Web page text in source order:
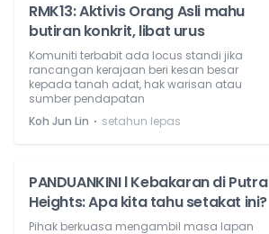
RMK13: Aktivis Orang Asli mahu
butiran konkrit, libat urus
Komuniti terbabit ada locus standi jika
rancangan kerajaan beri kesan besar
kepada tanah adat, hak warisan atau
sumber pendapatan
Koh Jun Lin ⋅ setahun lepas
PANDUANKINI l Kebakaran di Putra
Heights: Apa kita tahu setakat ini?
Pihak berkuasa mengambil masa lapan